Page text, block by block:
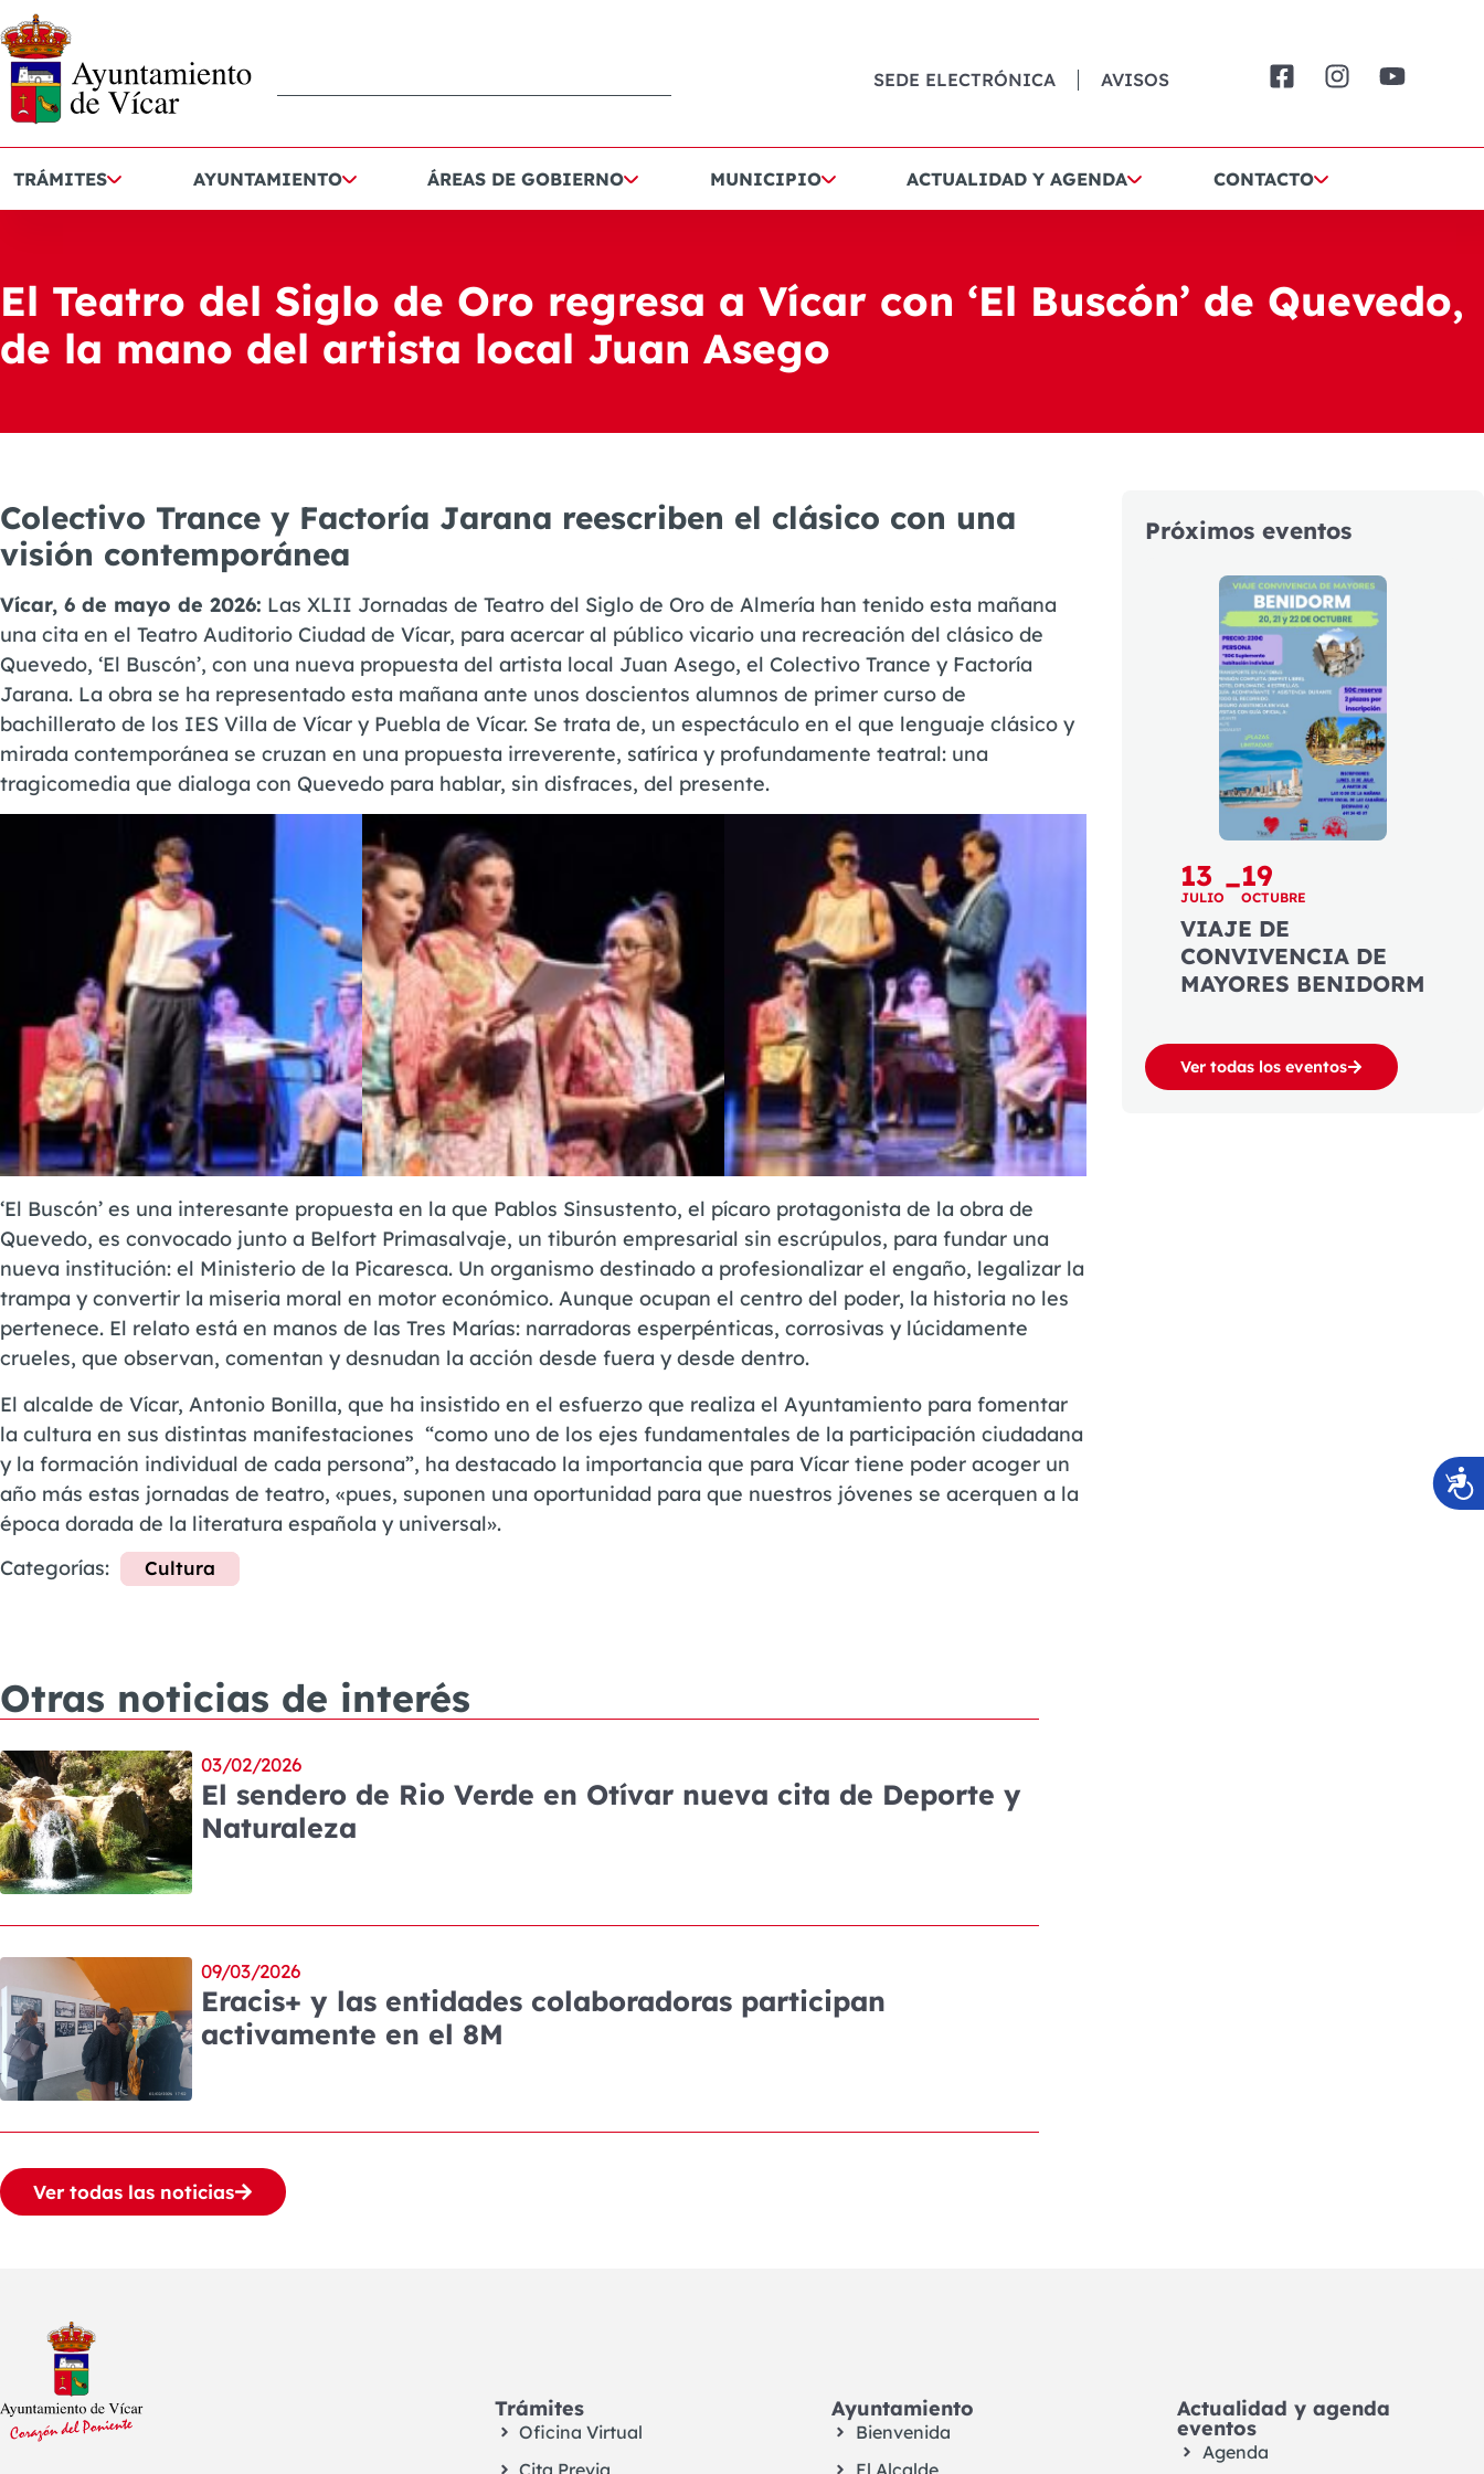
SEDE ELECTRÓNICA AVISOS
TRÁMITES AYUNTAMIENTO ÁREAS DE GOBIERNO MUNICIPIO ACTUALIDAD Y AGENDA CONTACTO
El Teatro del Siglo de Oro regresa a Vícar con ‘El Buscón’ de Quevedo,
de la mano del artista local Juan Asego
Colectivo Trance y Factoría Jarana reescriben el clásico con una
visión contemporánea
Vícar, 6 de mayo de 2026: Las XLII Jornadas de Teatro del Siglo de Oro de Almería han tenido esta mañana
una cita en el Teatro Auditorio Ciudad de Vícar, para acercar al público vicario una recreación del clásico de
Quevedo, ‘El Buscón’, con una nueva propuesta del artista local Juan Asego, el Colectivo Trance y Factoría
Jarana. La obra se ha representado esta mañana ante unos doscientos alumnos de primer curso de
bachillerato de los IES Villa de Vícar y Puebla de Vícar. Se trata de, un espectáculo en el que lenguaje clásico y
mirada contemporánea se cruzan en una propuesta irreverente, satírica y profundamente teatral: una
tragicomedia que dialoga con Quevedo para hablar, sin disfraces, del presente.
‘El Buscón’ es una interesante propuesta en la que Pablos Sinsustento, el pícaro protagonista de la obra de
Quevedo, es convocado junto a Belfort Primasalvaje, un tiburón empresarial sin escrúpulos, para fundar una
nueva institución: el Ministerio de la Picaresca. Un organismo destinado a profesionalizar el engaño, legalizar la
trampa y convertir la miseria moral en motor económico. Aunque ocupan el centro del poder, la historia no les
pertenece. El relato está en manos de las Tres Marías: narradoras esperpénticas, corrosivas y lúcidamente
crueles, que observan, comentan y desnudan la acción desde fuera y desde dentro.
El alcalde de Vícar, Antonio Bonilla, que ha insistido en el esfuerzo que realiza el Ayuntamiento para fomentar
la cultura en sus distintas manifestaciones “como uno de los ejes fundamentales de la participación ciudadana
y la formación individual de cada persona”, ha destacado la importancia que para Vícar tiene poder acoger un
año más estas jornadas de teatro, «pues, suponen una oportunidad para que nuestros jóvenes se acerquen a la
época dorada de la literatura española y universal».
Categorías:
Cultura
Próximos eventos
13
JULIO–19
OCTUBRE
VIAJE DE
CONVIVENCIA DE
MAYORES BENIDORM
Ver todas los eventos
Otras noticias de interés
03/02/2026
El sendero de Rio Verde en Otívar nueva cita de Deporte y
Naturaleza
09/03/2026
Eracis+ y las entidades colaboradoras participan
activamente en el 8M
Ver todas las noticias
Trámites
Oficina Virtual
Cita Previa
Ayuntamiento
Bienvenida
El Alcalde
Actualidad y agenda
eventos
Agenda